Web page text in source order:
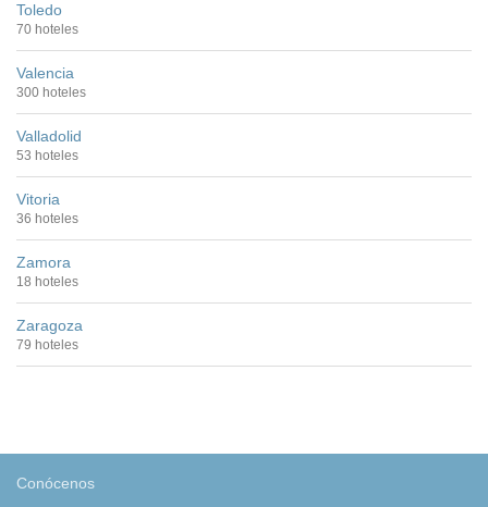
Toledo
70 hoteles
Valencia
300 hoteles
Valladolid
53 hoteles
Vitoria
36 hoteles
Zamora
18 hoteles
Zaragoza
79 hoteles
Conócenos